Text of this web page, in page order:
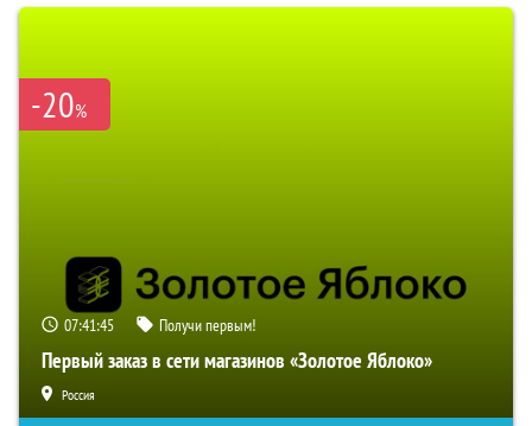
-20%
07:41:44 Получи первым!
Первый заказ в сети магазинов «Золотое Яблоко»
Россия